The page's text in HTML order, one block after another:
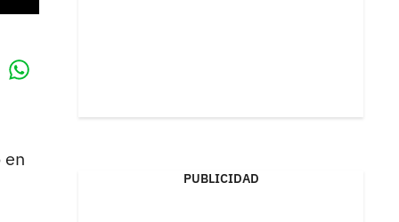
PUBLICIDAD